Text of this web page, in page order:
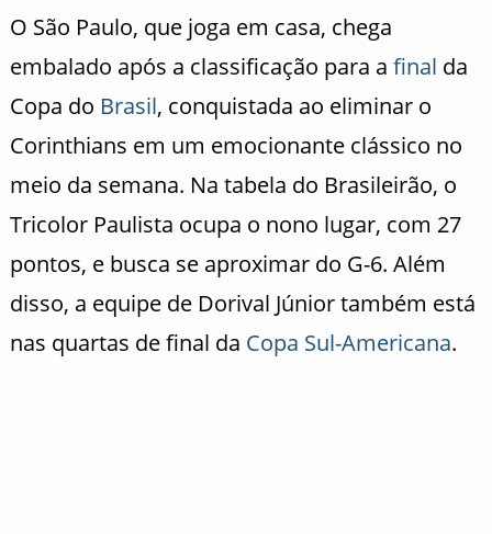
O São Paulo, que joga em casa, chega
embalado após a classificação para a final da
Copa do Brasil, conquistada ao eliminar o
Corinthians em um emocionante clássico no
meio da semana. Na tabela do Brasileirão, o
Tricolor Paulista ocupa o nono lugar, com 27
pontos, e busca se aproximar do G-6. Além
disso, a equipe de Dorival Júnior também está
nas quartas de final da Copa Sul-Americana.